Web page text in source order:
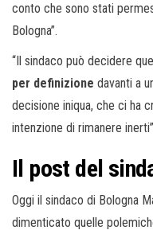
conto che sono stati
Bologna”.
“Il sindaco può decidere
per definizione davanti a
decisione iniqua, che ci ha
intenzione di rimanere
Il post del
Oggi il sindaco di Bologna
dimenticato quelle